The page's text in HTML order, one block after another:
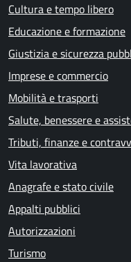
Cultura e tempo libero
Educazione e formazione
Giustizia e sicurezza
Imprese e commercio
Mobilità e trasporti
Salute, benessere e
Tributi, finanze e
Vita lavorativa
Anagrafe e stato civile
Appalti pubblici
Autorizzazioni
Turismo